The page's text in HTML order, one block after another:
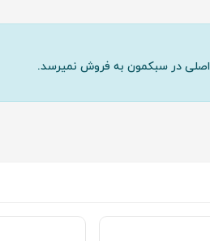
اصلی در سبکمون به فروش نمیرسد.